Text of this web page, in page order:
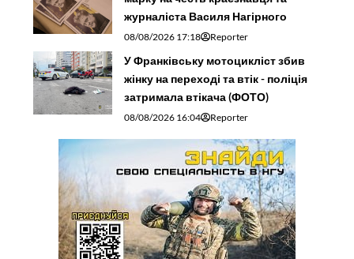
журналіста Василя Нагірного
08/08/2026 17:18 Reporter
У Франківську мотоцикліст збив
жінку на переході та втік - поліція
затримала втікача (ФОТО)
08/08/2026 16:04 Reporter